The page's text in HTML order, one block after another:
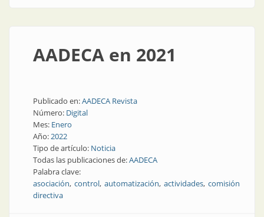
AADECA en 2021
Publicado en:AADECA Revista
Número: Digital
Mes: Enero
Año:2022
Tipo de artículo: Noticia
Todas las publicaciones de:AADECA
Palabra clave:
asociación control automatización actividades comisión
directiva